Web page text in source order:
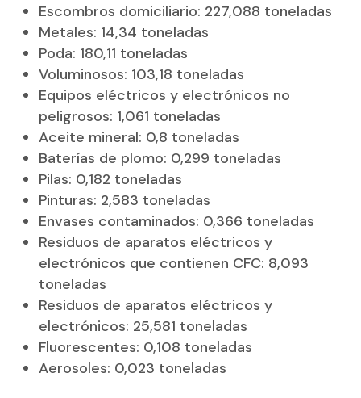
Escombros domiciliario: 227,088 toneladas
Metales: 14,34 toneladas
Poda: 180,11 toneladas
Voluminosos: 103,18 toneladas
Equipos eléctricos y electrónicos no
peligrosos: 1,061 toneladas
Aceite mineral: 0,8 toneladas
Baterías de plomo: 0,299 toneladas
Pilas: 0,182 toneladas
Pinturas: 2,583 toneladas
Envases contaminados: 0,366 toneladas
Residuos de aparatos eléctricos y
electrónicos que contienen CFC: 8,093
toneladas
Residuos de aparatos eléctricos y
electrónicos: 25,581 toneladas
Fluorescentes: 0,108 toneladas
Aerosoles: 0,023 toneladas